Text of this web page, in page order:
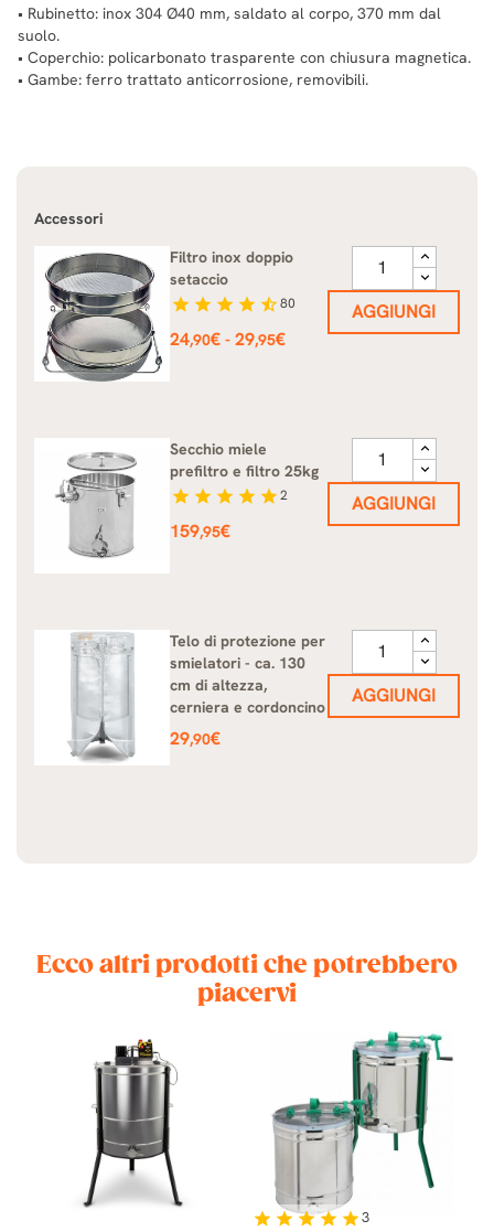
• Rubinetto: inox 304 Ø40 mm, saldato al corpo, 370 mm dal
suolo.
• Coperchio: policarbonato trasparente con chiusura magnetica.
• Gambe: ferro trattato anticorrosione, removibili.
Accessori
Filtro inox doppio
setaccio
star star star star star_half80
Prezzo
24,90€ - 29,95€
AGGIUNGI
Secchio miele
prefiltro e filtro 25kg
star star star star star2
Prezzo
159,95€
AGGIUNGI
Telo di protezione per
smielatori - ca. 130
cm di altezza,
cerniera e cordoncino
Prezzo
29,90€
AGGIUNGI
Ecco altri prodotti che potrebbero
piacervi
star starstar star star3